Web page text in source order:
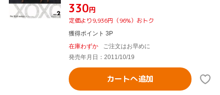
¥330円
定価より9,936円（96%）おトク
獲得ポイント 3P
在庫わずか
ご注文はお早めに
発売年月日：2011/10/19
カートへ追加